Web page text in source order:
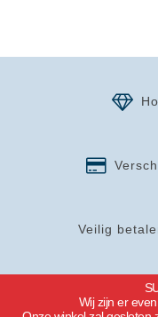
Veilig
Wij zijn er